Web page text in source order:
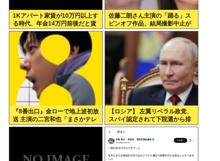
1Kアパート家賃が10万円以上す
る時代、年金14万円前後だと賃
貸の人は無理じゃね？
佐藤二朗さん主演の「踊る」ス
ピンオフ作品、結局撮影中止が
決定www
『8番出口』金ローで地上波初放
送 主演の二宮和也「まさかテレ
ビにまで迷い込んでしまうと
【ロシア】 左翼リベラル政党、
スパイ認定されて下院選から排
除